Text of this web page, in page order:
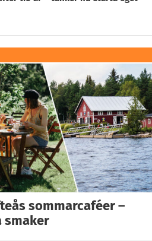
sommarcaféer –
smaker